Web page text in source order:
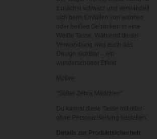
zunächst schwarz und verwandelt
sich beim Einfüllen von warmen
oder heißen Getränken in eine
Weiße Tasse. Während dieser
Verwandlung wird auch das
Design sichtbar – ein
wunderschöner Effekt.
Motive:
"Süßer Zebra Mädchen"
Du kannst diese Tasse mit oder
ohne Personalisierung bestellen.
Details zur Produktsicherheit